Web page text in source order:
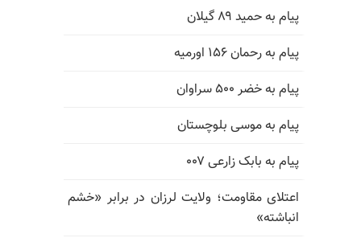
پیام به حمید ۸۹ گیلان
پیام به رحمان ۱۵۶ اورمیه
پیام به خضر ۵۰۰ سراوان
پیام به موسی بلوچستان
پیام به بابک زارعی ۰۰۷
اعتلای مقاومت؛ ولایت لرزان در برابر «خشم
انباشته»